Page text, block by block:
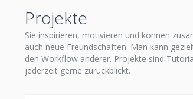
Projekte
Sie inspirieren, motivieren und können
auch neue Freundschaften. Man kann
den Workflow anderer. Projekte sind
jederzeit gerne zurückblickt.